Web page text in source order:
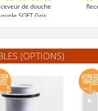
de douche
SOFT Gris
645 €
Voir le produit
(OPTIONS)